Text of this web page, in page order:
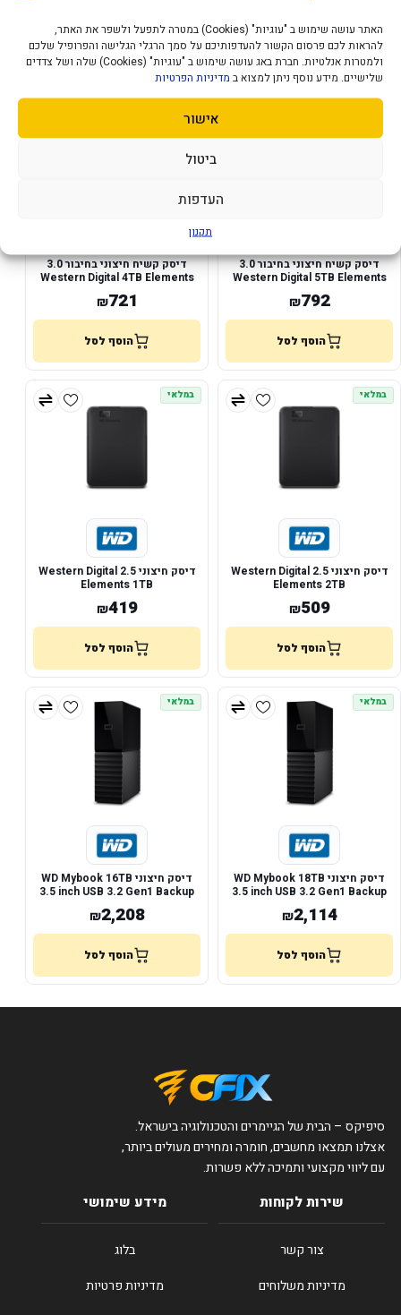
האתר עושה שימוש ב "עוגיות" (Cookies) במטרה לתפעל ולשפר את האתר,
להראות לכם פרסום הקשור להעדפותיכם על סמך הרגלי הגלישה והפרופיל שלכם
ולמטרות אנלטיות. חברת באג עושה שימוש ב "עוגיות" (Cookies) שלה ושל צדדים
שלישיים. מידע נוסף ניתן למצוא ב מדיניות הפרטיות
אישור
ביטול
העדפות
תקנון
הוסף לסל הוסף לסל
דיסק קשיח חיצוני בחיבור 3.0
Western Digital 5TB Elements
2.5inch
₪792
הוסף לסל
דיסק קשיח חיצוני בחיבור 3.0
Western Digital 4TB Elements
2.5inch
₪721
הוסף לסל
במלאי
דיסק חיצוני 2.5 Western Digital
Elements 2TB
₪509
הוסף לסל
במלאי
דיסק חיצוני 2.5 Western Digital
Elements 1TB
₪419
הוסף לסל
במלאי
דיסק חיצוני WD Mybook 18TB
3.5 inch USB 3.2 Gen1 Backup
Software
₪2,114
הוסף לסל
במלאי
דיסק חיצוני WD Mybook 16TB
3.5 inch USB 3.2 Gen1 Backup
Software
₪2,208
הוסף לסל
סיפיקס – הבית של הגיימרים והטכנולוגיה בישראל.
אצלנו תמצאו מחשבים, חומרה ומחירים מעולים ביותר,
עם ליווי מקצועי ותמיכה ללא פשרות.
שירות לקוחות
צור קשר
מדיניות משלוחים
מידע שימושי
בלוג
מדיניות פרטיות